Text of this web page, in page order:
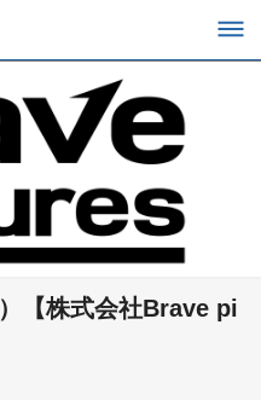
【株式会社Brave pi